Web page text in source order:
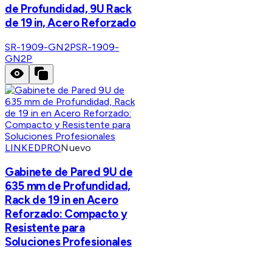
de Profundidad, 9U Rack
de 19 in, Acero Reforzado
SR-1909-GN2PSR-1909-
GN2P
LINKEDPRONuevo
Gabinete de Pared 9U de
635 mm de Profundidad,
Rack de 19 in en Acero
Reforzado: Compacto y
Resistente para
Soluciones Profesionales